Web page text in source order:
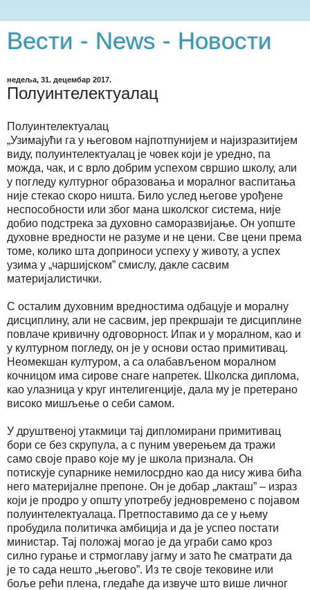
Вести - News - Новости
недеља, 31. децембар 2017.
Полуинтелектуалац
Полуинтелектуалац
„Узимајући га у његовом најпотпунијем и најизразитијем
виду, полуинтелектуалац је човек који је уредно, па
можда, чак, и с врло добрим успехом свршио школу, али
у погледу културног образовања и моралног васпитања
није стекао скоро ништа. Било услед његове урођене
неспособности или због мана школског система, није
добио подстрека за духовно саморазвијање. Он уопште
духовне вредности не разуме и не цени. Све цени према
томе, колико шта доприноси успеху у животу, а успех
узима у „чаршијском” смислу, дакле сасвим
материјалистички.
С осталим духовним вредностима одбацује и моралну
дисциплину, али не сасвим, јер прекршаји те дисциплине
повлаче кривичну одговорност. Ипак и у моралном, као и
у културном погледу, он је у основи остао примитивац.
Неомекшан културом, а са олабављеном моралном
кочницом има сирове снаге напретек. Школска диплома,
као улазница у круг интелигенције, дала му је претерано
високо мишљење о себи самом.
У друштвеној утакмици тај дипломирани примитивац
бори се без скрупула, а с пуним уверењем да тражи
само своје право које му је школа признала. Он
потискује супарнике немилосрдно као да нису жива бића
него материјалне препоне. Он је добар „лакташ” – израз
који је продро у општу употребу једновремено с појавом
полуинтелектуалаца. Претпоставимо да се у њему
пробудила политичка амбиција и да је успео постати
министар. Тај положај могао је да уграби само кроз
силно гурање и стрмоглаву јагму и зато ће сматрати да
је то сада нешто „његово”. Из те своје тековине или
боље рећи плена, гледаће да извуче што више личног